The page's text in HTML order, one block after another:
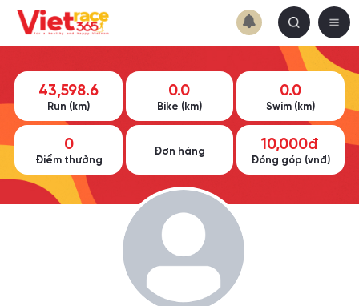
43,598.6
Run (km)
0.0
Bike (km)
0.0
Swim (km)
0
Điểm thưởng
Đơn hàng 10,000đ
Đóng góp (vnđ)